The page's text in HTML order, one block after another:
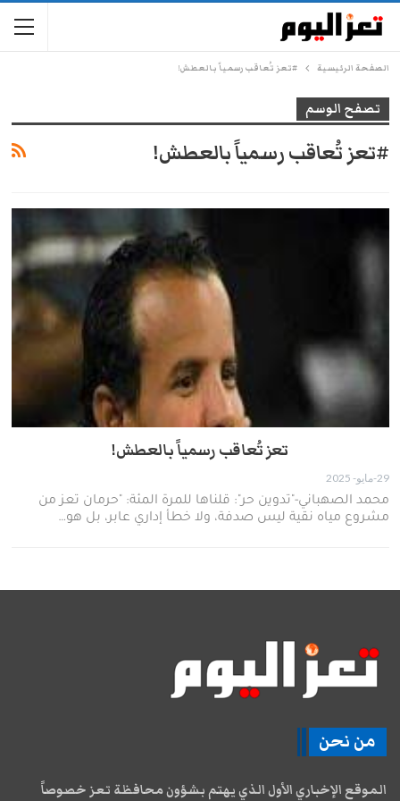
الصفحة الرئيسية #تعز تُعاقب رسمياً بالعطش!
تصفح الوسم
#تعز تُعاقب رسمياً بالعطش!
تعز تُعاقب رسمياً بالعطش!
29-مايو- 2025
محمد الصهباني-"تدوين حر": قلناها للمرة المئة: "حرمان تعز من
مشروع مياه نقية ليس صدفة، ولا خطأ إداري عابر، بل هو…
من نحن
الموقع الإخباري الأول الذي يهتم بشؤون محافظة تعز خصوصاً